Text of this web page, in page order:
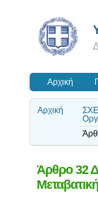
Αρχική
Αρχική
Άρθρο 32